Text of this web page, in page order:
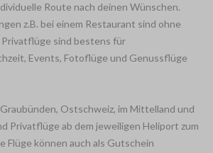
Route nach deinen Wünschen.
z.B. bei einem Restaurant sind ohne
sind bestens für
Events, Fotoflüge und Genussflüge
Ostschweiz, im Mittelland und
Privatflüge ab dem jeweiligen Heliport zum
Flüge können auch als Gutschein